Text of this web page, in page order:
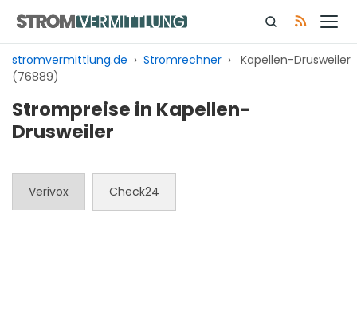
Inhalt
springen
stromvermittlung.de › Stromrechner › Kapellen-Drusweiler
(76889)
Strompreise in Kapellen-
Drusweiler
Verivox Check24